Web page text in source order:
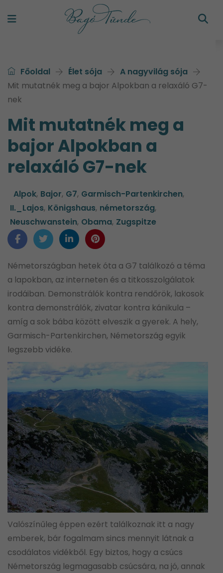
Főoldal Élet sója
A nagyvilág sója
Mit mutatnék meg a bajor Alpokban a relaxáló G7-
nek
Mit mutatnék meg a
bajor Alpokban a
relaxáló G7-nek
Alpok, Bajor, G7, Garmisch-Partenkirchen,
II._Lajos, Königshaus, németország,
Neuschwanstein, Obama, Zugspitze
Németországban hetek óta a G7 találkozó a téma
a lapokban, az interneten és a titkosszolgálatok
irodáiban. Demonstrálók kontra rendőrök, lakosok
kontra demonstrálók, zivatar kontra kánikula –
amíg a sok bába között elveszik a gyerek. A hely,
Garmisch-Partenkirchen, Németország egyik
legszebb vidéke.
Valószínűleg éppen ezért találkoznak itt a nagy
emberek, bár fogalmam sincs mennyit látnak a
csodálatos vidékből. Egy biztos, hogy a csúcs
Németország legmagasabb csúcsára, na jó, annak